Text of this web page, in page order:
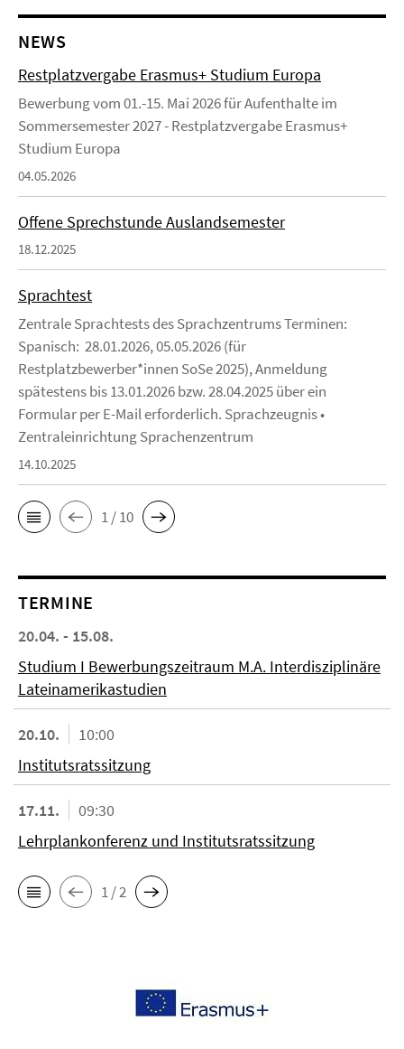
NEWS
Restplatzvergabe Erasmus+ Studium Europa
Bewerbung vom 01.-15. Mai 2026 für Aufenthalte im
Sommersemester 2027 - Restplatzvergabe Erasmus+
Studium Europa
04.05.2026
Offene Sprechstunde Auslandsemester
18.12.2025
Sprachtest
Zentrale Sprachtests des Sprachzentrums Terminen:
Spanisch: 28.01.2026, 05.05.2026 (für
Restplatzbewerber*innen SoSe 2025), Anmeldung
spätestens bis 13.01.2026 bzw. 28.04.2025 über ein
Formular per E-Mail erforderlich. Sprachzeugnis •
Zentraleinrichtung Sprachenzentrum
14.10.2025
1 / 10
TERMINE
20.04. - 15.08.
Studium I Bewerbungszeitraum M.A. Interdisziplinäre
Lateinamerikastudien
20.10.
10:00
Institutsratssitzung
17.11.
09:30
Lehrplankonferenz und Institutsratssitzung
1 / 2